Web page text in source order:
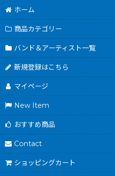
ホーム
商品カテゴリー
バンド＆アーティスト一覧
新規登録はこちら
マイページ
New Item
おすすめ商品
Contact
ショッピングカート